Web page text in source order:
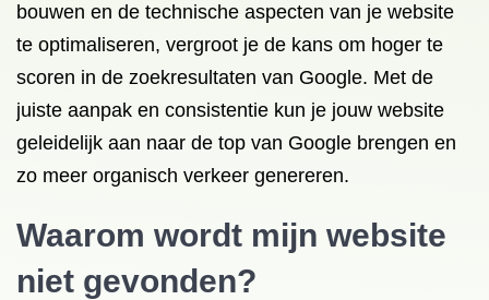
bouwen en de technische aspecten van je website
te optimaliseren, vergroot je de kans om hoger te
scoren in de zoekresultaten van Google. Met de
juiste aanpak en consistentie kun je jouw website
geleidelijk aan naar de top van Google brengen en
zo meer organisch verkeer genereren.
Waarom wordt mijn website
niet gevonden?